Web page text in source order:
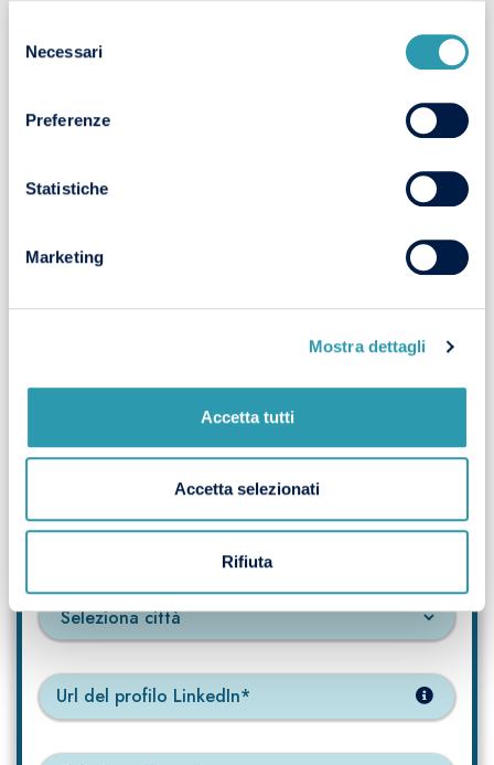
delNecessari
Preferenze
Statistiche
Marketing
Mostra dettagli
Accetta tutti
Accetta selezionati
Rifiuta
CANDIDARTI